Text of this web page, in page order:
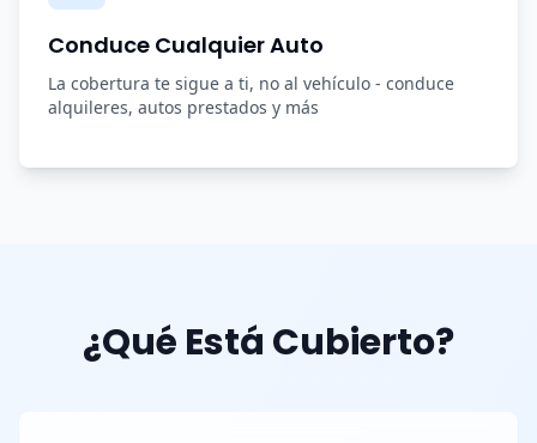
Conduce Cualquier Auto
La cobertura te sigue a ti, no al vehículo - conduce
alquileres, autos prestados y más
¿Qué Está Cubierto?